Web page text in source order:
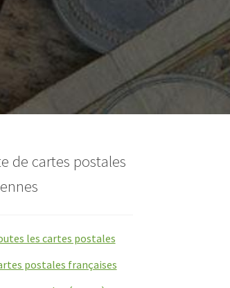
de cartes postales
les cartes postales
postales françaises